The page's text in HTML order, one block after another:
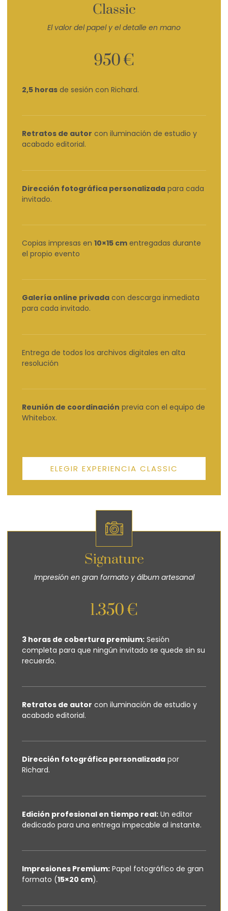
Classic
El valor del papel y el detalle en mano
950 €
2,5 horas de sesión con Richard.
Retratos de autor con iluminación de estudio y
acabado editorial.
Dirección fotográfica personalizada para cada
invitado.
Copias impresas en 10×15 cm entregadas durante
el propio evento
Galería online privada con descarga inmediata
para cada invitado.
Entrega de todos los archivos digitales en alta
resolución
Reunión de coordinación previa con el equipo de
Whitebox.
ELEGIR EXPERIENCIA CLASSIC
Signature
Impresión en gran formato y álbum artesanal
1.350 €
3 horas de cobertura premium: Sesión
completa para que ningún invitado se quede sin su
recuerdo.
Retratos de autor con iluminación de estudio y
acabado editorial.
Dirección fotográfica personalizada por
Richard.
Edición profesional en tiempo real: Un editor
dedicado para una entrega impecable al instante.
Impresiones Premium: Papel fotográfico de gran
formato (15×20 cm).